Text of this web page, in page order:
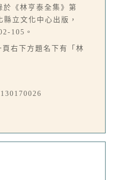
《林亨泰全集》第
縣立文化中心出版，
105。
頁右下方題名下有「林